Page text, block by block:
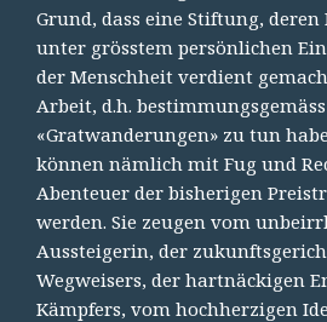
Grund, dass eine Stiftung,
unter grösstem persönlichen
der Menschheit verdient
Arbeit, d.h.
«Gratwanderungen» zu tun
können nämlich mit Fug und
Abenteuer der bisherigen
werden. Sie zeugen vom
Aussteigerin, der
Wegweisers, der hartnäckigen
Kämpfers, vom hochherzigen